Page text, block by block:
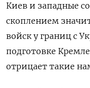
Киев и западные
скоплением
войск у границ с
подготовке
отрицает такие